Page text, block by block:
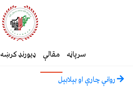
سرپاڼه مقالې ډیورنډ کرښه
روانې چارې او بېلابېل